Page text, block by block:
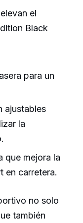
el
Black
para un
ajustables
la
que mejora la
en carretera.
no solo
también